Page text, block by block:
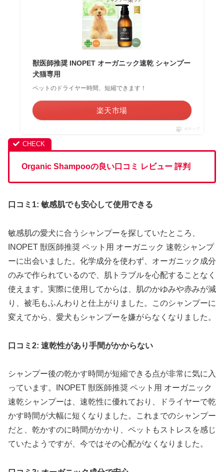
獣医師推奨 INOPET オーガニック速乾 シャンプー
犬猫専用
ペットのドライヤー時間、短縮できます！
楽天市場
ポチップ
Organic Shampooの良い口コミ レビュー 評判
口コミ1: 敏感肌でも安心して使用できる
敏感肌の愛犬に合うシャンプーを探していたところ、
INOPET 獣医師推奨 ペット用 オーガニック 速乾シャンプ
ーに出会いました。化学成分を使わず、オーガニック成分
のみで作られているので、肌トラブルを心配することなく
使えます。実際に使用してからは、肌のかゆみや赤みが減
り、被毛もふんわりと仕上がりました。このシャンプーに
変えてから、愛犬もシャンプーを嫌がらなくなりました。
口コミ2: 速乾性があり手間がかからない
シャンプー後の乾かす時間が短縮できる点が非常に気に入
っています。INOPET 獣医師推奨 ペット用 オーガニック
速乾シャンプーは、速乾性に優れており、ドライヤーで乾
かす時間が大幅に短くなりました。これまでのシャンプー
だと、乾かすのに時間がかかり、ペットもストレスを感じ
ていたようですが、今ではその心配がなくなりました。